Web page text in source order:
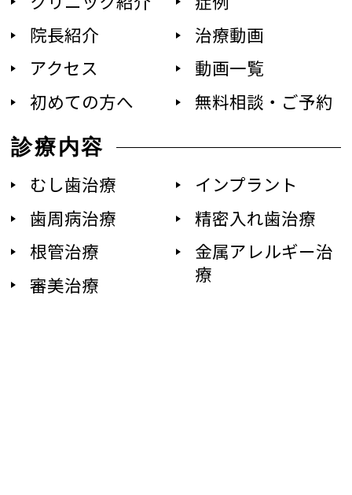
院長紹介
アクセス
初めての方へ
治療動画
動画一覧
無料相談・ご予約
診療内容
むし歯治療
歯周病治療
根管治療
審美治療
インプラント
精密入れ歯治療
金属アレルギー治
療